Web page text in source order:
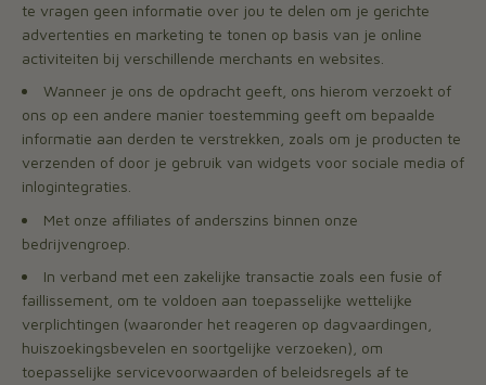
te vragen geen informatie over jou te delen om je gerichte
advertenties en marketing te tonen op basis van je online
activiteiten bij verschillende merchants en websites.
Wanneer je ons de opdracht geeft, ons hierom verzoekt of
ons op een andere manier toestemming geeft om bepaalde
informatie aan derden te verstrekken, zoals om je producten te
verzenden of door je gebruik van widgets voor sociale media of
inlogintegraties.
Met onze affiliates of anderszins binnen onze
bedrijvengroep.
In verband met een zakelijke transactie zoals een fusie of
faillissement, om te voldoen aan toepasselijke wettelijke
verplichtingen (waaronder het reageren op dagvaardingen,
huiszoekingsbevelen en soortgelijke verzoeken), om
toepasselijke servicevoorwaarden of beleidsregels af te